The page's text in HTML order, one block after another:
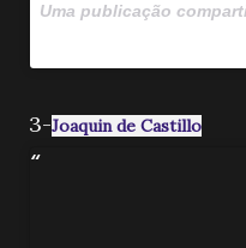
Uma publicação
3-Joaquin de Castillo